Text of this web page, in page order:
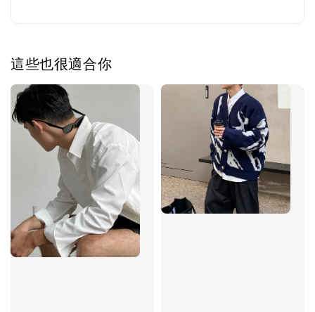
這些也很適合你